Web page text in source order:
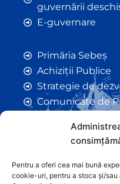
Pentru a oferi cea mai bună
cookie-uri, pentru a stoca și/
guvernării
E-guvernare
Primăria Sebeș
Achiziții Publice
Strategie de
Comunicate de
Anunțuri
Hotarâri de
Certificate de
Autorizații de